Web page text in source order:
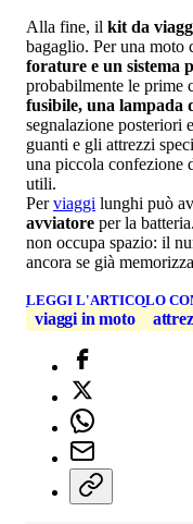
Alla fine, il kit da
bagaglio. Per una moto
forature e un sistema
probabilmente le prime
fusibile, una lampada
segnalazione posteriori
guanti e gli attrezzi
una piccola confezione
utili.
Perviaggi lunghi può
avviatore per la
non occupa spazio: il
ancora se già
LEGGI L'ARTICOLO
viaggi in moto